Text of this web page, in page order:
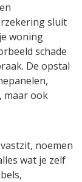
sluit
woning
schade
De opstal
maar ook
noemen
wat je zelf